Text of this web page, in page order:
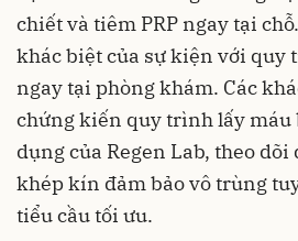
chiết và tiêm PRP ngay tại
khác biệt của sự kiện với quy
ngay tại phòng khám. Các
chứng kiến quy trình lấy máu
dụng của Regen Lab, theo
khép kín đảm bảo vô trùng
tiểu cầu tối ưu.